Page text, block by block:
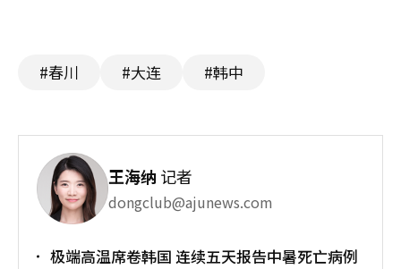
#春川 #大连 #韩中
王海纳 记者
dongclub@ajunews.com
极端高温席卷韩国 连续五天报告中暑死亡病例